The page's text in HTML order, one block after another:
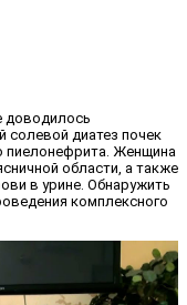
доводилось
солевой диатез почек
пиелонефрита. Женщина
области, а также
в урине. Обнаружить
комплексного